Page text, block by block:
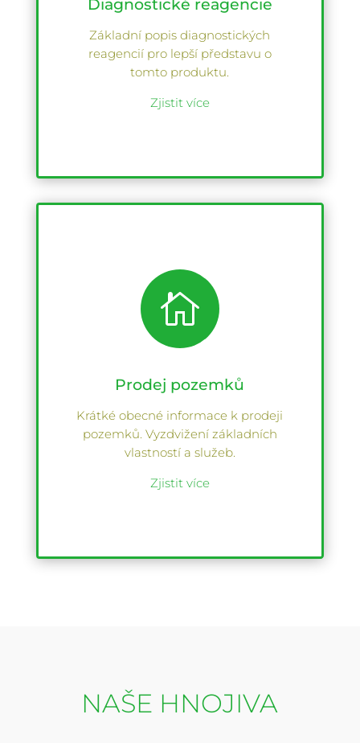
Diagnostické reagencie
Základní popis diagnostických
reagencií pro lepší představu o
tomto produktu.
Zjistit více

Prodej pozemků
Krátké obecné informace k prodeji
pozemků. Vyzdvižení základních
vlastností a služeb.
Zjistit více
NAŠE HNOJIVA